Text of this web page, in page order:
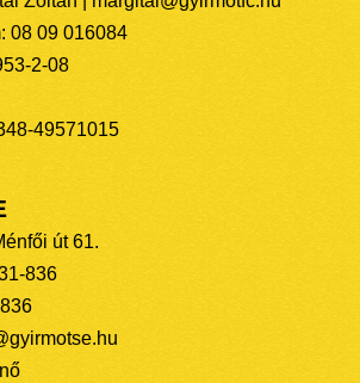
08 09 016084
2-08
49571015
út 61.
836